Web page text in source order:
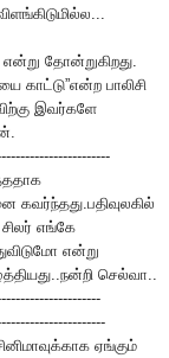
தோன்றுகிறது.
காட்டு”என்ற பாலிசி
இவர்களே
கவர்ந்தது.பதிவுலகில்
எங்கே
என்று
செல்வா..
ஏங்கும்